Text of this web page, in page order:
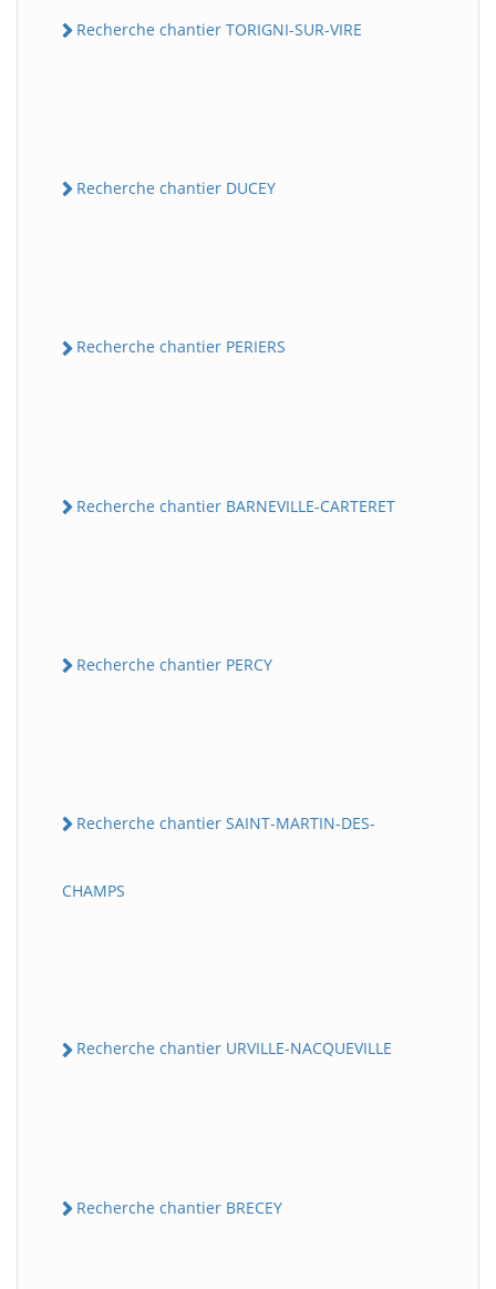
Recherche chantier TORIGNI-SUR-VIRE
Recherche chantier DUCEY
Recherche chantier PERIERS
Recherche chantier BARNEVILLE-CARTERET
Recherche chantier PERCY
Recherche chantier SAINT-MARTIN-DES-
CHAMPS
Recherche chantier URVILLE-NACQUEVILLE
Recherche chantier BRECEY